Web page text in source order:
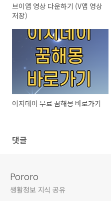
브이앱 영상 다운하기 (V앱 영상
저장)
이지데이 무료 꿈해몽 바로가기
댓글
Pororo
생활정보 지식 공유